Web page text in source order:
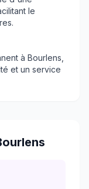
le
à Bourlens
et un service